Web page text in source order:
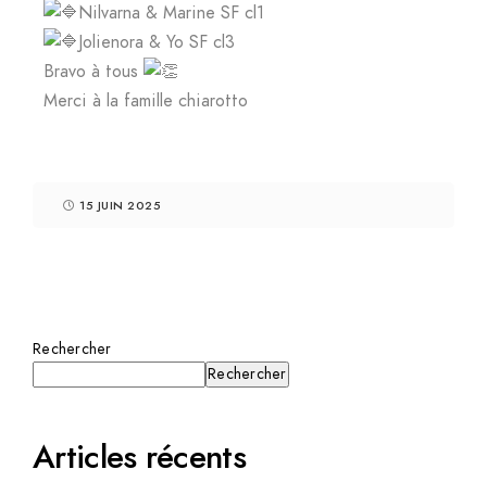
Nilvarna & Marine SF cl1
Jolienora & Yo SF cl3
Bravo à tous
Merci à la famille chiarotto
15 JUIN 2025
Rechercher
Rechercher
Articles récents